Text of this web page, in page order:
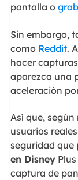
pantalla o
Sin embargo,
como Reddit.
hacer
aparezca una
aceleración
Así que,
usuarios
seguridad que
en DisneyPlus
captura de